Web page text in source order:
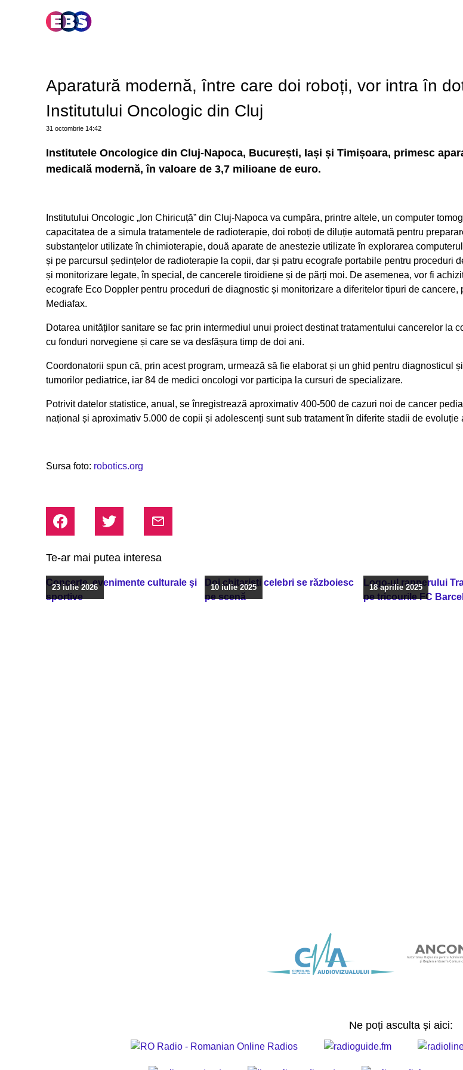
Aparatură modernă, între care doi roboți, vor intra în
Institutului Oncologic din Cluj
31 octombrie 14:42
Institutele Oncologice din Cluj-Napoca, București, Iași și Timișoara, primesc
medicală modernă, în valoare de 3,7 milioane de euro.
Institutului Oncologic „Ion Chiricuță” din Cluj-Napoca va cumpăra, printre altele, un computer
capacitatea de a simula tratamentele de radioterapie, doi roboți de diluție automată pentru
substanțelor utilizate în chimioterapie, două aparate de anestezie utilizate în explorarea
și pe parcursul ședințelor de radioterapie la copii, dar și patru ecografe portabile pentru proceduri
și monitorizare legate, în special, de cancerele tiroidiene și de părți moi. De asemenea, vor fi
ecografe Eco Doppler pentru proceduri de diagnostic și monitorizare a diferitelor tipuri de cancere,
Mediafax.
Dotarea unităților sanitare se fac prin intermediul unui proiect destinat tratamentului cancerelor la
cu fonduri norvegiene și care se va desfășura timp de doi ani.
Coordonatorii spun că, prin acest program, urmează să fie elaborat și un ghid pentru diagnosticul și
tumorilor pediatrice, iar 84 de medici oncologi vor participa la cursuri de specializare.
Potrivit datelor statistice, anual, se înregistrează aproximativ 400-500 de cazuri noi de cancer
național și aproximativ 5.000 de copii și adolescenți sunt sub tratament în diferite stadii de evoluție
Sursa foto: robotics.org
Te-ar mai putea interesa
Concerte, evenimente culturale şi
sportive
23 iulie 2026
Doi chitarişti celebri se războiesc
pe scenă
10 iulie 2025
Logo-ul rapperului
pe tricourile FC
18 aprilie 2025
Ne poți asculta și aici: